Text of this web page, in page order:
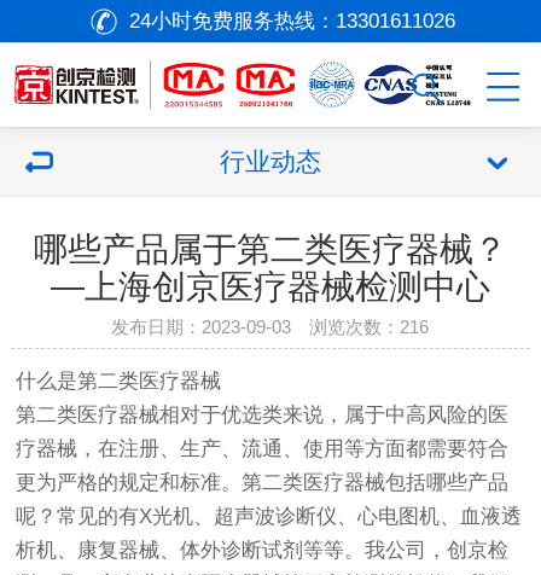
24小时免费服务热线： 13301611026
行业动态
哪些产品属于第二类医疗器械？
—上海创京医疗器械检测中心
发布日期：2023-09-03 浏览次数： 216
什么是第二类医疗器械
第二类医疗器械相对于优选类来说，属于中高风险的 医
疗器械 ，在注册、生产、流通、使用等方面都需要符合
更为严格的规定和标准。第二类医疗器械包括哪些产品
呢？常见的有X光机、超声波诊断仪、心电图机、血液透
析机、康复器械、体外诊断试剂等等。我公司，创京检